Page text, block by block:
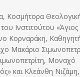
Κοσμήτορα
Ινστιτούτου «Άγιος
Κορναράκη,
Μακάριο
Μοναχό
και Κλεάνθη Νιζάμη,